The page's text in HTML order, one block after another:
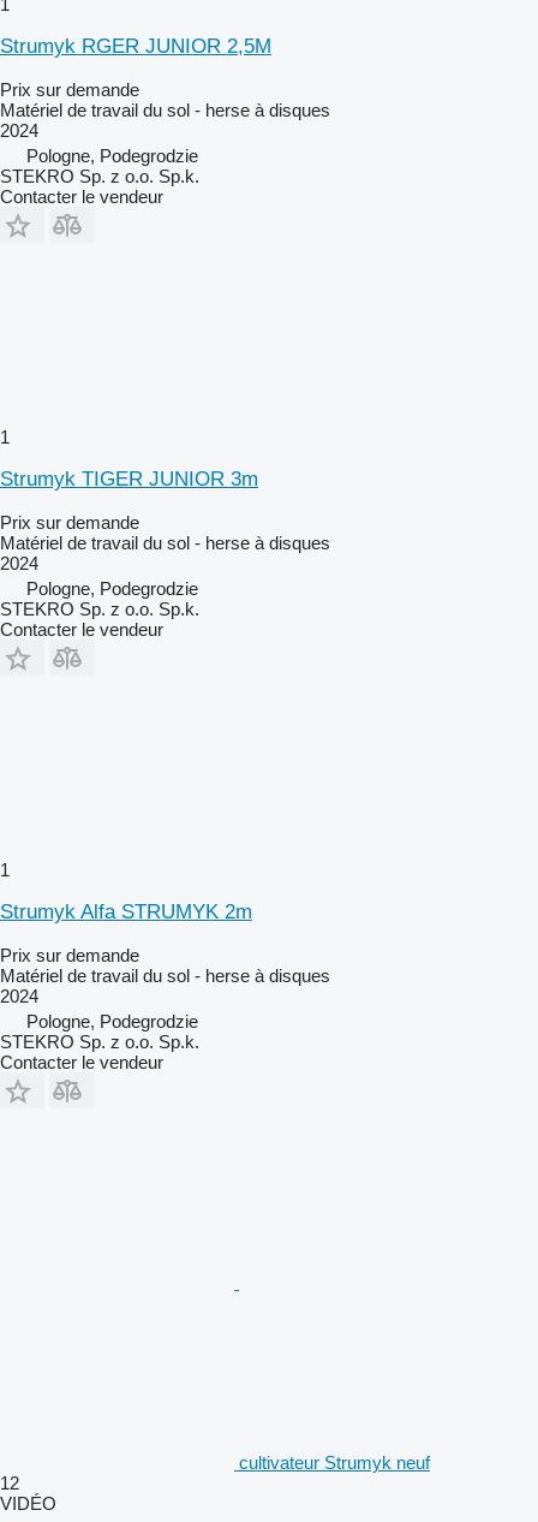
Strumyk RGER JUNIOR 2,5M
Prix sur demande
Matériel de travail du sol - herse à disques
2024
Pologne, Podegrodzie
STEKRO Sp. z o.o. Sp.k.
Contacter le vendeur
1
Strumyk TIGER JUNIOR 3m
Prix sur demande
Matériel de travail du sol - herse à disques
2024
Pologne, Podegrodzie
STEKRO Sp. z o.o. Sp.k.
Contacter le vendeur
1
Strumyk Alfa STRUMYK 2m
Prix sur demande
Matériel de travail du sol - herse à disques
2024
Pologne, Podegrodzie
STEKRO Sp. z o.o. Sp.k.
Contacter le vendeur
cultivateur Strumyk neuf
12
VIDÉO